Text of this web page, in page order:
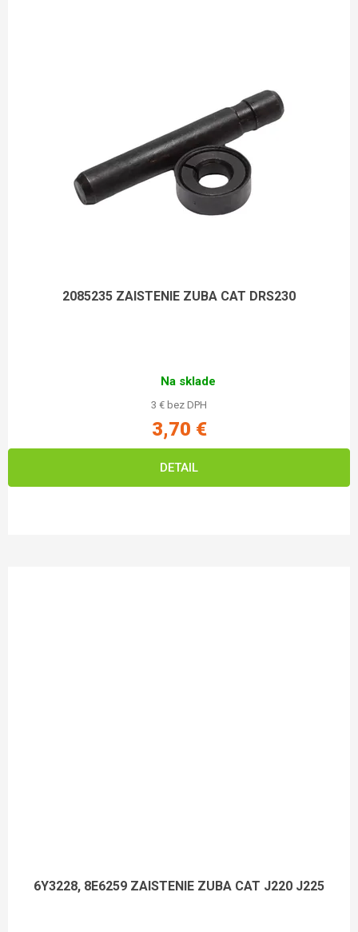
2085235 ZAISTENIE ZUBA CAT DRS230
Na sklade
3 € bez DPH
3,70 €
DETAIL
6Y3228, 8E6259 ZAISTENIE ZUBA CAT J220 J225